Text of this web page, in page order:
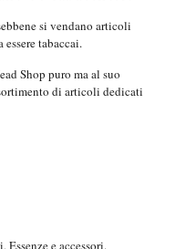
si vendano articoli
tabaccai.
Shop puro ma al suo
di articoli dedicati
e accessori.